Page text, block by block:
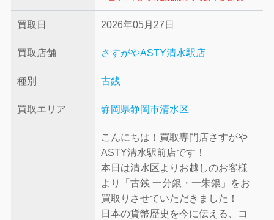
買取日 2026年05月27日
買取店舗 さすがやASTY清水駅店
種別 古銭
買取エリア 静岡県静岡市清水区
こんにちは！買取専門店さすがや
ASTY清水駅前店です！
本日は清水区よりお越しのお客様
より「古銭 一分銀・一朱銀」をお
買取りさせていただきました！
日本の貨幣歴史を今に伝える、コ